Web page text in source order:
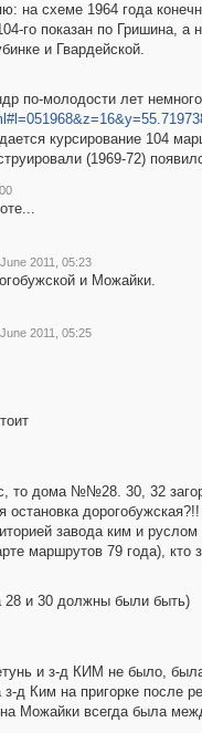
на схеме 1964 года
го показан по Гришина, а
и Гвардейской.
по-молодости лет
курсирование 104
(1969-72)
2011, 05:23
и Можайки.
2011, 05:25
то дома №№28. 30, 32
завода ким и
маршрутов 79 года), кто
и 30 должны были быть)
и з-д КИМ не было,
д Ким на пригорке после
Можайки всегда была